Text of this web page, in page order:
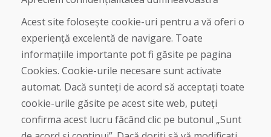
Magazin
Contact
Cumpărare
Magazin online
Livrare și plată
Plângere
Retur și schimb de mărfuri
Protecția datelor cu caracter personal
Acest site folosește cookie-uri pentru a vă oferi o
experiență excelentă de navigare. Toate
informațiile importante pot fi găsite pe pagina
Cookies. Cookie-urile necesare sunt activate
automat. Dacă sunteți de acord să acceptați toate
cookie-urile găsite pe acest site web, puteți
confirma acest lucru făcând clic pe butonul „Sunt